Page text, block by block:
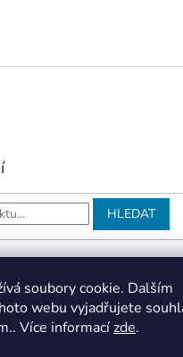
soubory cookie. Dalším
webu vyjadřujete
Více informacízde.
HLEDAT